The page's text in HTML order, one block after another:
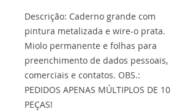
Descrição: Caderno grande com
pintura metalizada e wire-o prata.
Miolo permanente e folhas para
preenchimento de dados pessoais,
comerciais e contatos. OBS.:
PEDIDOS APENAS MÚLTIPLOS DE 10
PEÇAS!